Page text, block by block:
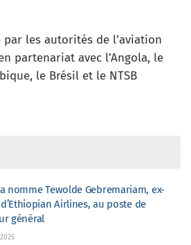
par les autorités de l’aviation
partenariat avec l’Angola, le
le Brésil et le NTSB
nomme Tewolde Gebremariam, ex-
Airlines, au poste de
général